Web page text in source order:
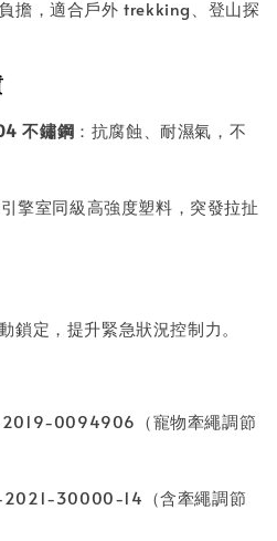
擔，適合戶外 trekking、登山探
不鏽鋼 ：抗腐蝕、耐濕氣，不
引擎室同級高強度塑料，突發拉扯
鎖定，提升緊急狀況控制力。
2019-0094906（寵物牽繩調節
2021-30000-14（含牽繩調節